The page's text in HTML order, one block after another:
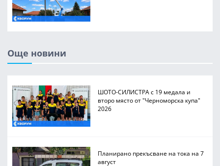
Още новини
ШОТО-СИЛИСТРА с 19 медала и
второ място от "Черноморска купа"
2026
Планирано прекъсване на тока на 7
август